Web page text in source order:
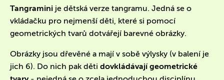
Tangramini je dětská verze tangramu. Jedná se o
vkládačku pro nejmenší děti, které si pomocí
geometrických tvarů dotvářejí barevné obrázky.
Obrázky jsou dřevěné a mají v sobě výlysky (v balení je
jich 6). Do nich pak děti dovkládávají geometrické